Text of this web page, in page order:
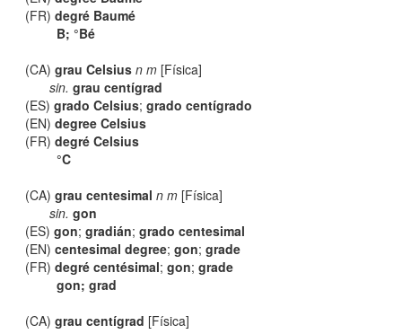
(FR)degré Baumé
B; °Bé
(CA)grau Celsius n m [Física]
sin. grau centígrad
(ES)grado Celsius;grado centígrado
(EN)degree Celsius
(FR)degré Celsius
°C
(CA)grau centesimal n m [Física]
sin. gon
(ES)gon;gradián;grado centesimal
(EN)centesimal degree;gon;grade
(FR)degré centésimal;gon;grade
gon; grad
(CA)grau centígrad [Física]